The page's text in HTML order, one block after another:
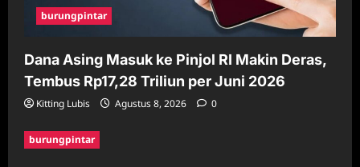
burungpintar
Dana Asing Masuk ke Pinjol RI Makin Deras,
Tembus Rp17,28 Triliun per Juni 2026
Kitting Lubis Agustus 8, 2026 0
burungpintar